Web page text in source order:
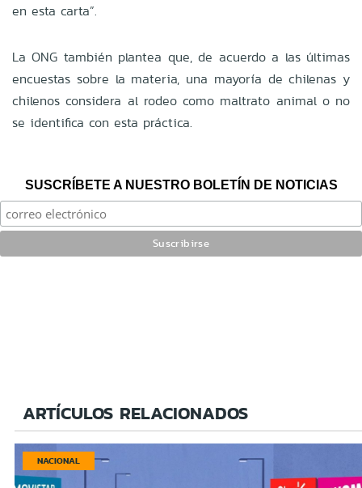
en esta carta”.
La ONG también plantea que, de acuerdo a las últimas
encuestas sobre la materia, una mayoría de chilenas y
chilenos considera al rodeo como maltrato animal o no
se identifica con esta práctica.
SUSCRÍBETE A NUESTRO BOLETÍN DE NOTICIAS
ARTÍCULOS RELACIONADOS
NACIONAL